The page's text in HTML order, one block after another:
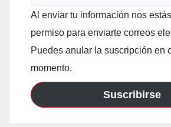
Al enviar tu información nos
permiso para enviarte correos
Puedes anular la suscripción en
momento.
Suscribirse